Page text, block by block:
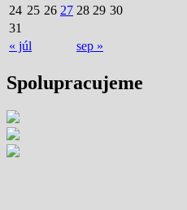
« júl sep »
24 25 26 27 28 29 30
31
Spolupracujeme